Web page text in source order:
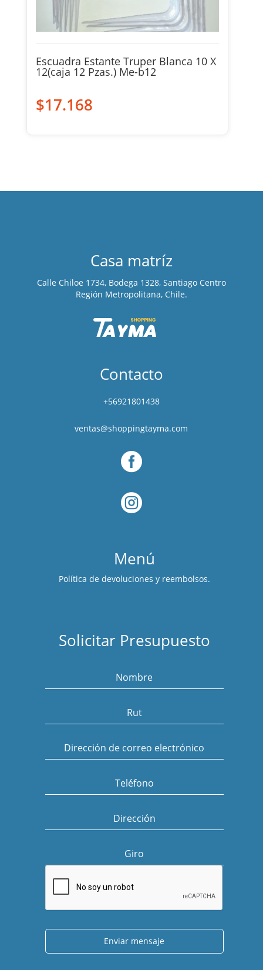
Escuadra Estante Truper Blanca 10 X
12(caja 12 Pzas.) Me-b12
$17.168
Casa matríz
Calle Chiloe 1734, Bodega 1328, Santiago Centro
Región Metropolitana, Chile.
Contacto
+56921801438
ventas@shoppingtayma.com


Menú
Política de devoluciones y reembolsos.
Solicitar Presupuesto
Nombre
Rut
Dirección de correo electrónico
Teléfono
Dirección
Giro
Enviar mensaje